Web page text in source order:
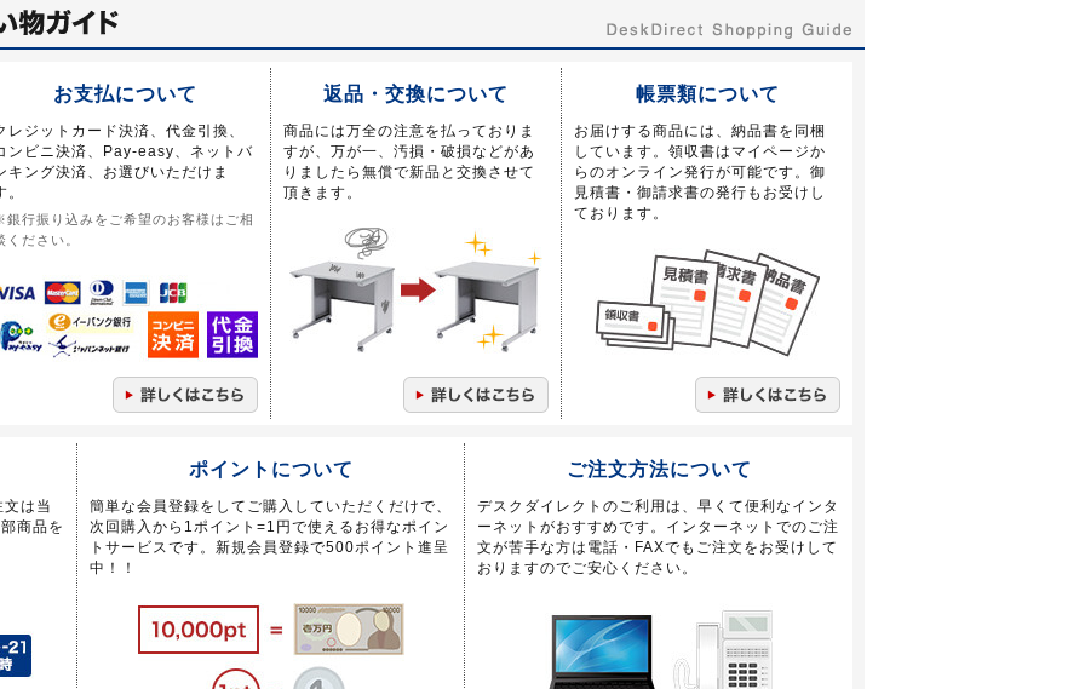
お支払について
レジットカード決済、代金引換、
ンビニ決済、Pay-easy、ネットバ
キング決済、お選びいただけま
。
行振り込みをご希望のお客様はご相
ください。
返品・交換について
商品には万全の注意を払っておりま
すが、万が一、汚損・破損などがあ
りましたら無償で新品と交換させて
頂きます。
帳票類について
お届けする商品には、納品書を同梱
しています。領収書はマイページか
らのオンライン発行が可能です。御
見積書・御請求書の発行もお受けし
ております。
は当
商品を
ポイントについて
簡単な会員登録をしてご購入していただくだけで、
次回購入から1ポイント=1円で使えるお得なポイン
トサービスです。新規会員登録で500ポイント進呈
中！！
ご注文方法について
デスクダイレクトのご利用は、早くて便利なインタ
ーネットがおすすめです。インターネットでのご注
文が苦手な方は電話・FAXでもご注文をお受けして
おりますのでご安心ください。